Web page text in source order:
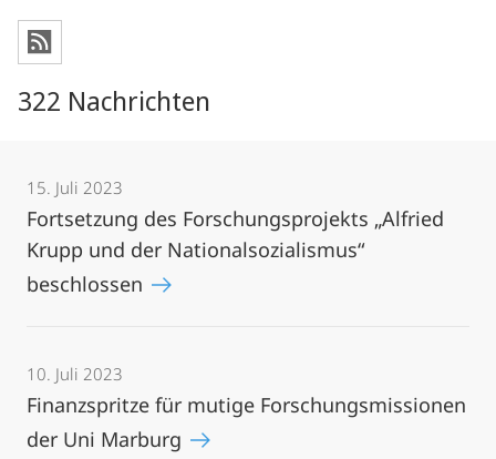
322 Nachrichten
15. Juli 2023
Fortsetzung des Forschungsprojekts „Alfried
Krupp und der Nationalsozialismus“
beschlossen
10. Juli 2023
Finanzspritze für mutige Forschungsmissionen
der Uni Marburg